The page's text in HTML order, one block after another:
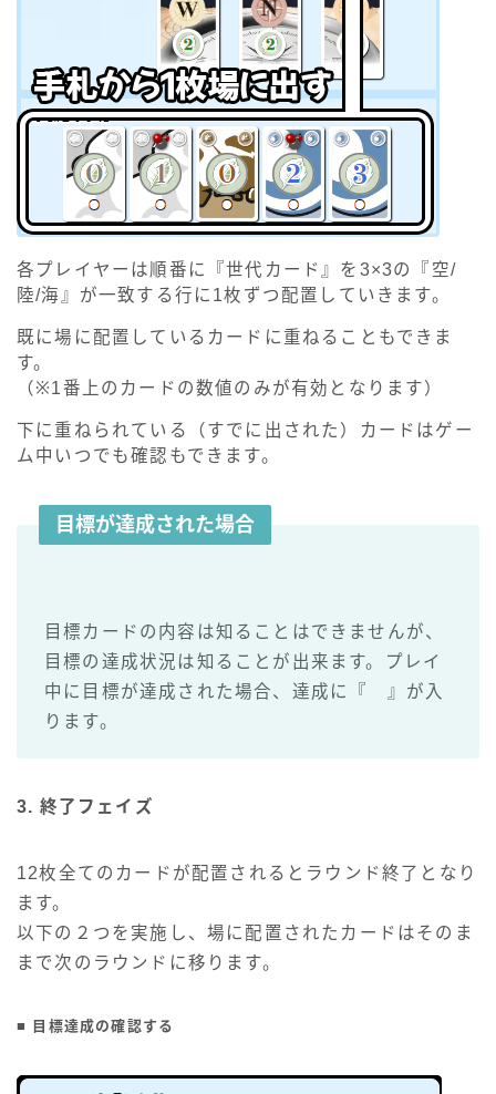
各プレイヤーは順番に『世代カード』を3×3の『空/
陸/海』が一致する行に1枚ずつ配置していきます。
既に場に配置しているカードに重ねることもできま
す。
（※1番上のカードの数値のみが有効となります）
下に重ねられている（すでに出された）カードはゲー
ム中いつでも確認もできます。
目標が達成された場合
目標カードの内容は知ることはできませんが、
目標の達成状況は知ることが出来ます。プレイ
中に目標が達成された場合、達成に『
』が入
ります。
3. 終了フェイズ
12枚全てのカードが配置されるとラウンド終了となり
ます。
以下の２つを実施し、場に配置されたカードはそのま
まで次のラウンドに移ります。
■ 目標達成の確認する